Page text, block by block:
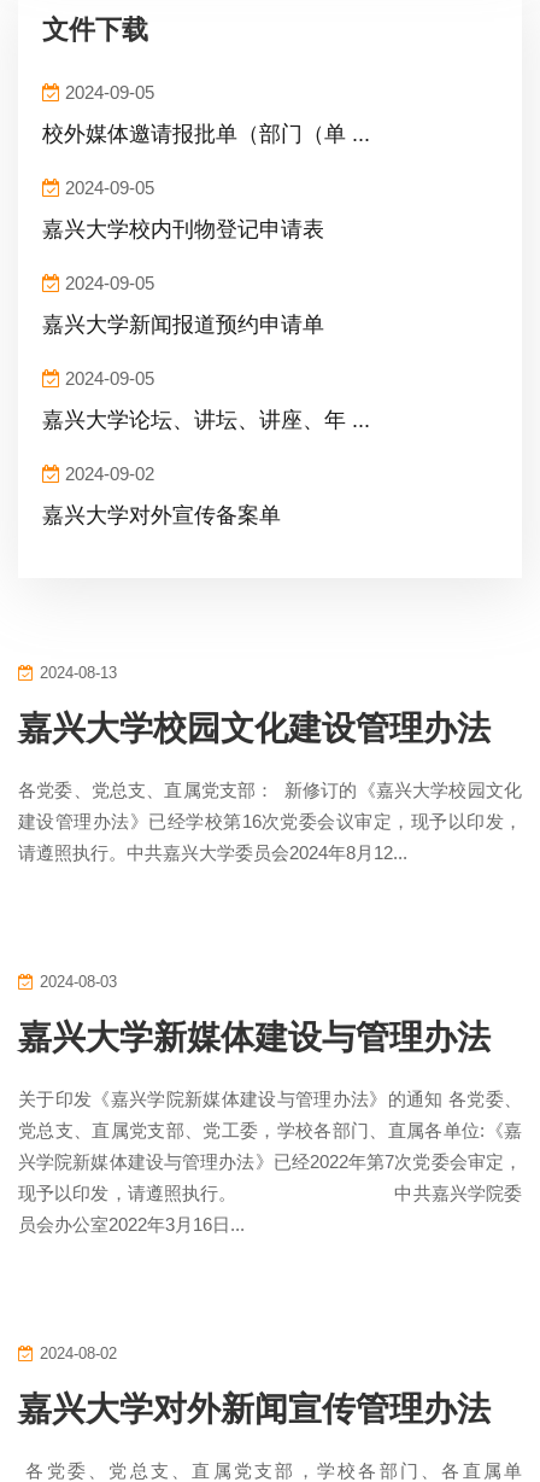
文件下载
2024-09-05
校外媒体邀请报批单（部门（单 ...
2024-09-05
嘉兴大学校内刊物登记申请表
2024-09-05
嘉兴大学新闻报道预约申请单
2024-09-05
嘉兴大学论坛、讲坛、讲座、年 ...
2024-09-02
嘉兴大学对外宣传备案单
2024-08-13
嘉兴大学校园文化建设管理办法
各党委、党总支、直属党支部： 新修订的《嘉兴大学校园文化
建设管理办法》已经学校第16次党委会议审定，现予以印发，
请遵照执行。中共嘉兴大学委员会2024年8月12...
2024-08-03
嘉兴大学新媒体建设与管理办法
关于印发《嘉兴学院新媒体建设与管理办法》的通知 各党委、
党总支、直属党支部、党工委，学校各部门、直属各单位:《嘉
兴学院新媒体建设与管理办法》已经2022年第7次党委会审定，
现予以印发，请遵照执行。 中共嘉兴学院委
员会办公室2022年3月16日...
2024-08-02
嘉兴大学对外新闻宣传管理办法
各党委、党总支、直属党支部，学校各部门、各直属单